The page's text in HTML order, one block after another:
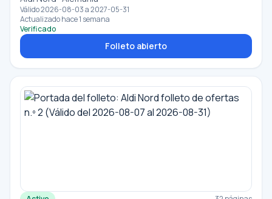
Válido 2026-08-03 a 2027-05-31
Actualizado hace 1 semana
Verificado
Folleto abierto